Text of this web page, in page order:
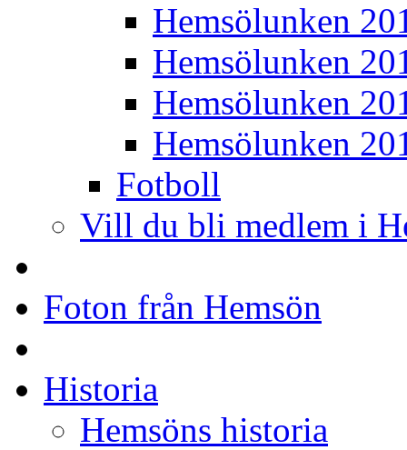
Hemsölunken
Hemsölunken
Hemsölunken
Hemsölunken
Fotboll
Vill du bli medlem i
Foton från Hemsön
Historia
Hemsöns historia